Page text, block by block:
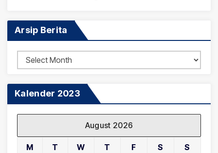
Arsip Berita
Arsip
Berita
Kalender 2023
August 2026
M T W T F S S